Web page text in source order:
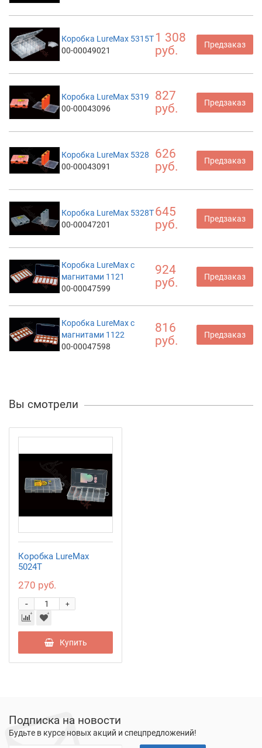
Коробка LureMax 5315T
00-00049021
1 308
руб.
Предзаказ
Коробка LureMax 5319
00-00043096
827
руб.
Предзаказ
Коробка LureMax 5328
00-00043091
626
руб.
Предзаказ
Коробка LureMax 5328T
00-00047201
645
руб.
Предзаказ
Коробка LureMax с
магнитами 1121
00-00047599
924
руб.
Предзаказ
Коробка LureMax с
магнитами 1122
00-00047598
816
руб.
Предзаказ
Вы смотрели
Коробка LureMax
5024T
270 руб.
+
-
Купить
Подписка на новости
Будьте в курсе новых акций и спецпредложений!